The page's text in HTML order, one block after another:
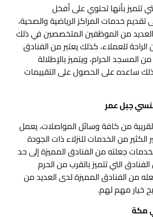
تتميز بأنها تحتوي على أفخل
تقديم خدمات المراكز الرياضية والصحية،
من الموظفين المتخصصين في ذلك
للعملاء، كذلك يعتبر من الفنادق
المسجد الحرام، ويتميز بالإطلالة
ساعده على الحصول على التقييمات
من كافة وسائل المواصلات، يعمل
من الخدمات للنزلاء ذات الجودة
جعلته من الفنادق المميزة إلى حد
التي تتميز بالقرب من الحرم
من الفنادق المميزة لدى العديد من
خيار مهم لهم.
مكة